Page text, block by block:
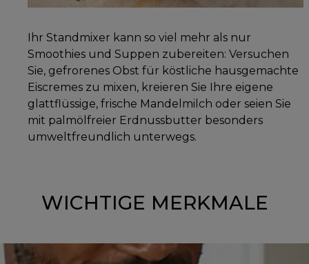
Ihr Standmixer kann so viel mehr als nur
Smoothies und Suppen zubereiten: Versuchen
Sie, gefrorenes Obst für köstliche hausgemachte
Eiscremes zu mixen, kreieren Sie Ihre eigene
glattflüssige, frische Mandelmilch oder seien Sie
mit palmölfreier Erdnussbutter besonders
umweltfreundlich unterwegs.
WICHTIGE MERKMALE